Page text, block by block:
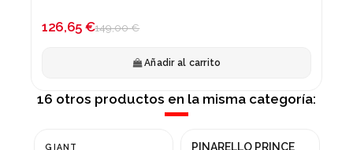
126,65 €149,00 €
Añadir al carrito
16 otros productos en la misma categoría:
GIANT
PINARELLO PRINCE